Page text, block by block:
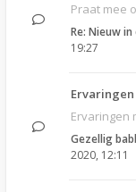
Praat mee
Re: Nieuw
19:27
Ervaringen
Ervaringen
Gezellig
2020, 12:11